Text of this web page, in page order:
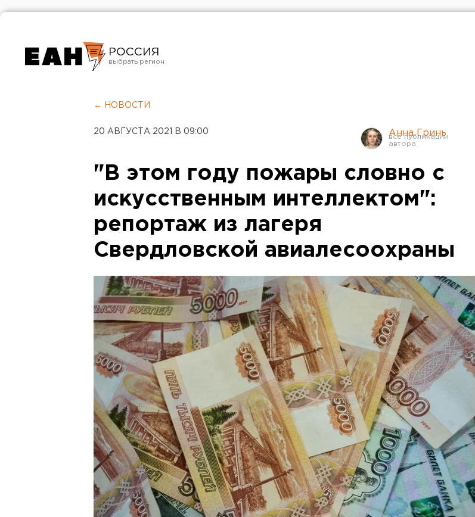
РОССИЯ
Челябинск
← НОВОСТИ
20 АВГУСТА 2021 В 09:00 Анна Гринь
"В этом году пожары словно с
искусственным интеллектом":
репортаж из лагеря
Свердловской авиалесоохраны